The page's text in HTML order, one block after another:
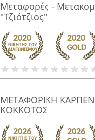
Μεταφορές -
"Τζιότζιος"
ΜΕΤΑΦΟΡΙΚΗ
ΚΟΚΚΟΤΟΣ